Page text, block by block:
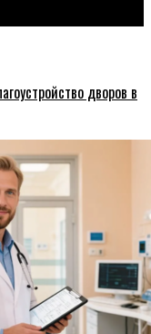
дворов в